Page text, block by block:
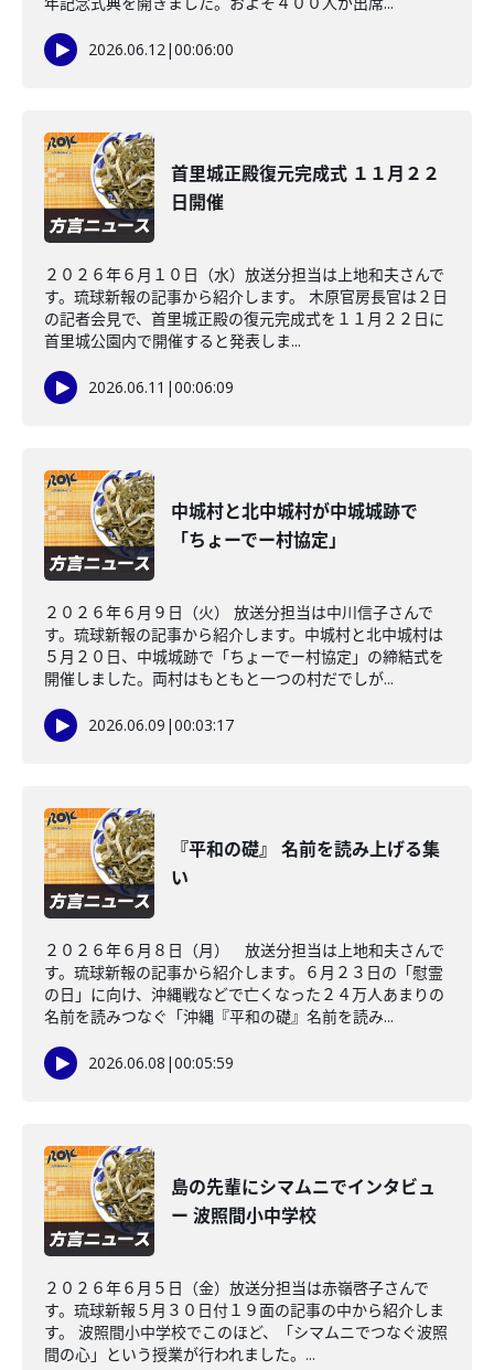
2026.06.12|00:06:00
首里城正殿復元完成式 １１月２２
日開催
２０２６年６月１０日（水）放送分担当は上地和夫さんで
す。琉球新報の記事から紹介します。 木原官房長官は２日
の記者会見で、首里城正殿の復元完成式を１１月２２日に
首里城公園内で開催すると発表しま...
2026.06.11 |00:06:09
中城村と北中城村が中城城跡で
「ちょーでー村協定」
２０２６年６月９日（火） 放送分担当は中川信子さんで
す。琉球新報の記事から紹介します。中城村と北中城村は
５月２０日、中城城跡で「ちょーでー村協定」の締結式を
開催しました。両村はもともと一つの村だでしが...
2026.06.09 |00:03:17
『平和の礎』 名前を読み上げる集
い
２０２６年６月８日（月） 放送分担当は上地和夫さんで
す。琉球新報の記事から紹介します。６月２３日の「慰霊
の日」に向け、沖縄戦などで亡くなった２４万人あまりの
名前を読みつなぐ「沖縄『平和の礎』名前を読み...
2026.06.08 |00:05:59
島の先輩にシマムニでインタビュ
ー 波照間小中学校
２０２６年６月５日（金）放送分担当は赤嶺啓子さんで
す。琉球新報５月３０日付１９面の記事の中から紹介しま
す。 波照間小中学校でこのほど、「シマムニでつなぐ波照
間の心」という授業が行われました。...